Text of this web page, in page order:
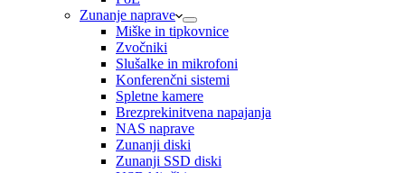
Zunanje naprave
Miške in tipkovnice
Zvočniki
Slušalke in mikrofoni
Konferenčni sistemi
Spletne kamere
Brezprekinitvena napajanja
NAS naprave
Zunanji diski
Zunanji SSD diski